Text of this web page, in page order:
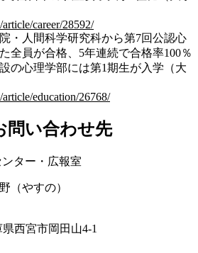
career/28592/
・人間科学研究科から第7回公認心
全員が合格、5年連続で合格率100％
の心理学部には第1期生が入学（大
education/26768/
問い合わせ先
ター・広報室
（やすの）
西宮市岡田山4-1